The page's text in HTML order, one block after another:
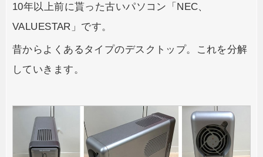
10年以上前に貰った古いパソコン「NEC、
VALUESTAR」です。
昔からよくあるタイプのデスクトップ。これを分解
していきます。